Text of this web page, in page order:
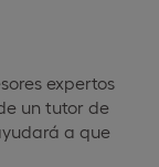
expertos
un tutor de
a que